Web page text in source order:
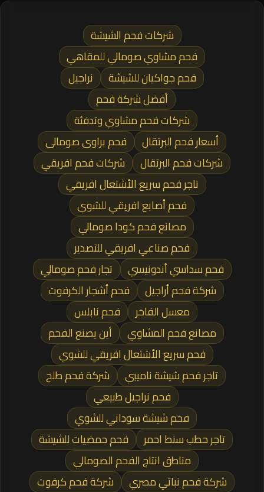
شركات فحم الشيشة
فحم مشاوي صومالي للمقاهي
فحم جواكيان للشيشة
نراجيل
أفضل شركة فحم
شركات فحم مشاوي وتدفئة
أسعار فحم البرتقال
فحم براوى صومالى
شركات فحم البرتقال
شركات فحم افريقي
تاجر فحم سريع الأشتعال افريقي
فحم أصابع افريقي للشوي
مصانع فحم كودا صومالي
فحم صناعي افريقي للتصدير
فحم سداسي أندونيسي
تجار فحم صومالي
شركة فحم أراجيل
فحم أشجار الكرفوت
معسل الفاخر
فحم نابلس
مصانع فحم المشاوي
أين يصنع الفحم
فحم سريع الأشتعال افريقي للشوي
تاجر فحم شيشة ناميبي
شركة فحم طلح
فحم نراجيل طبيعي
فحم شيشة سوداني للشوي
تاجر حطب سنط احمر
فحم حمضيات للشيشة
مناطق انتاج الفحم الصومالي
شركة فحم نباتي مصري
شركة فحم كرفوت